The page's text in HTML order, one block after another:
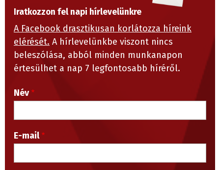
Iratkozzon fel napi hírlevelünkre
A Facebook drasztikusan korlátozza híreink
elérését. A hírlevelünkbe viszont nincs
beleszólása, abból minden munkanapon
értesülhet a nap 7 legfontosabb híréről.
Név
E-mail